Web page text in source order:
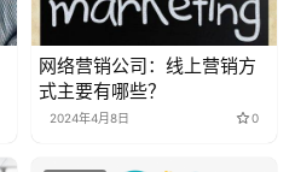
网络营销公司：线上营销方
式主要有哪些？
2024年4月8日 0